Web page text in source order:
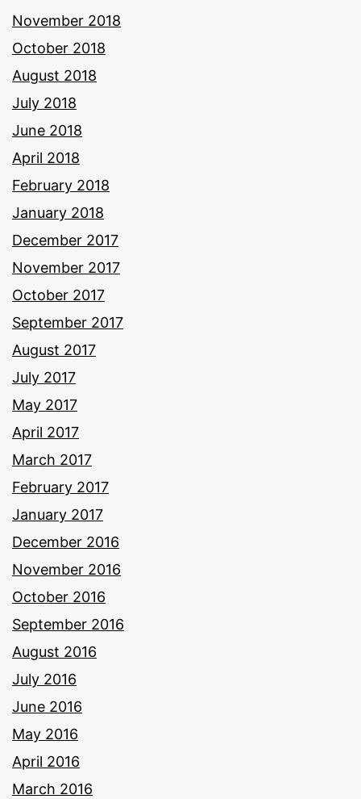
November 2018
October 2018
August 2018
July 2018
June 2018
April 2018
February 2018
January 2018
December 2017
November 2017
October 2017
September 2017
August 2017
July 2017
May 2017
April 2017
March 2017
February 2017
January 2017
December 2016
November 2016
October 2016
September 2016
August 2016
July 2016
June 2016
May 2016
April 2016
March 2016